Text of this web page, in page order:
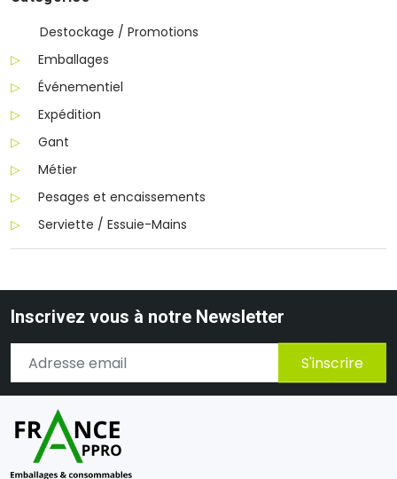
Destockage / Promotions
Emballages
Événementiel
Expédition
Gant
Métier
Pesages et encaissements
Serviette / Essuie-Mains
Inscrivez vous à notre Newsletter
S'inscrire